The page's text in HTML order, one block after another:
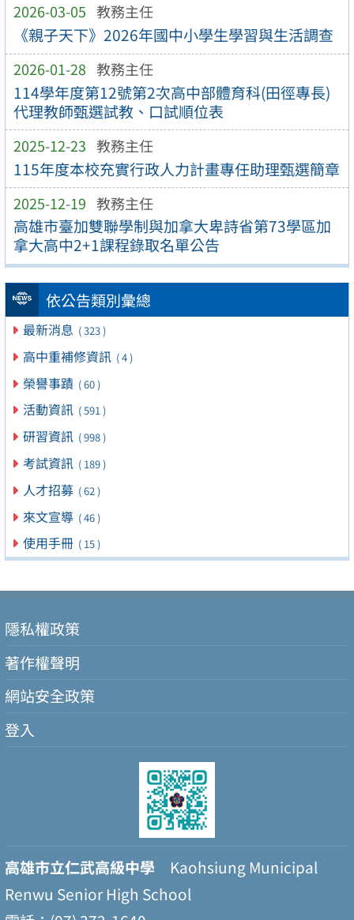
2026-03-05 教務主任
《親子天下》2026年國中小學生學習與生活調查
2026-01-28 教務主任
114學年度第12號第2次高中部體育科(田徑專長)
代理教師甄選試教、口試順位表
2025-12-23 教務主任
115年度本校充實行政人力計畫專任助理甄選簡章
2025-12-19 教務主任
高雄市臺加雙聯學制與加拿大卑詩省第73學區加
拿大高中2+1課程錄取名單公告
依公告類別彙總
最新消息 ( 323 )
高中重補修資訊 ( 4 )
榮譽事蹟 ( 60 )
活動資訊 ( 591 )
研習資訊 ( 998 )
考試資訊 ( 189 )
人才招募 ( 62 )
來文宣導 ( 46 )
使用手冊 ( 15 )
隱私權政策
著作權聲明
網站安全政策
登入
高雄市立仁武高級中學 Kaohsiung Municipal
Renwu Senior High School